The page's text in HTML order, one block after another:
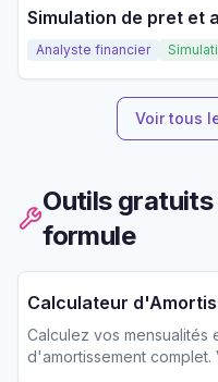
Simulation de pret et
Analyste financier
Voir tous
Outils
formule
Calculateur
Calculez vos mensualités
d'amortissement complet.